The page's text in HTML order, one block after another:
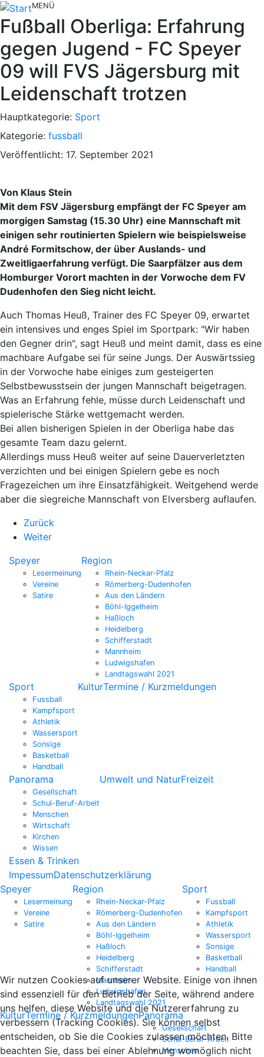
MENÜ
Fußball Oberliga: Erfahrung
gegen Jugend - FC Speyer
09 will FVS Jägersburg mit
Leidenschaft trotzen
Hauptkategorie: Sport
Kategorie: fussball
Veröffentlicht: 17. September 2021
Von Klaus Stein
Mit dem FSV Jägersburg empfängt der FC Speyer am
morgigen Samstag (15.30 Uhr) eine Mannschaft mit
einigen sehr routinierten Spielern wie beispielsweise
André Formitschow, der über Auslands- und
Zweitligaerfahrung verfügt. Die Saarpfälzer aus dem
Homburger Vorort machten in der Vorwoche dem FV
Dudenhofen den Sieg nicht leicht.
Auch Thomas Heuß, Trainer des FC Speyer 09, erwartet
ein intensives und enges Spiel im Sportpark: "Wir haben
den Gegner drin", sagt Heuß und meint damit, dass es eine
machbare Aufgabe sei für seine Jungs. Der Auswärtssieg
in der Vorwoche habe einiges zum gesteigerten
Selbstbewusstsein der jungen Mannschaft beigetragen.
Was an Erfahrung fehle, müsse durch Leidenschaft und
spielerische Stärke wettgemacht werden.
Bei allen bisherigen Spielen in der Oberliga habe das
gesamte Team dazu gelernt.
Allerdings muss Heuß weiter auf seine Dauerverletzten
verzichten und bei einigen Spielern gebe es noch
Fragezeichen um ihre Einsatzfähigkeit. Weitgehend werde
aber die siegreiche Mannschaft von Elversberg auflaufen.
Zurück
Weiter
Speyer
Lesermeinung
Vereine
Satire
Region
Rhein-Neckar-Pfalz
Römerberg-Dudenhofen
Aus den Ländern
Böhl-Iggelheim
Haßloch
Heidelberg
Schifferstadt
Mannheim
Ludwigshafen
Landtagswahl 2021
Sport
Fussball
Kampfsport
Athletik
Wassersport
Sonsige
Basketball
Handball
KulturTermine / Kurzmeldungen
Panorama
Gesellschaft
Schul-Beruf-Arbeit
Menschen
Wirtschaft
Kirchen
Wissen
Umwelt und NaturFreizeit
Essen & Trinken
ImpessumDatenschutzerklärung
Speyer
Lesermeinung
Vereine
Satire
Region
Rhein-Neckar-Pfalz
Römerberg-Dudenhofen
Aus den Ländern
Böhl-Iggelheim
Haßloch
Heidelberg
Schifferstadt
Mannheim
Ludwigshafen
Landtagswahl 2021
Sport
Fussball
Kampfsport
Athletik
Wassersport
Sonsige
Basketball
Handball
KulturTermine / KurzmeldungenPanorama
Gesellschaft
Schul-Beruf-Arbeit
Menschen
Wir nutzen Cookies auf unserer Website. Einige von ihnen
sind essenziell für den Betrieb der Seite, während andere
uns helfen, diese Website und die Nutzererfahrung zu
verbessern (Tracking Cookies). Sie können selbst
entscheiden, ob Sie die Cookies zulassen möchten. Bitte
beachten Sie, dass bei einer Ablehnung womöglich nicht